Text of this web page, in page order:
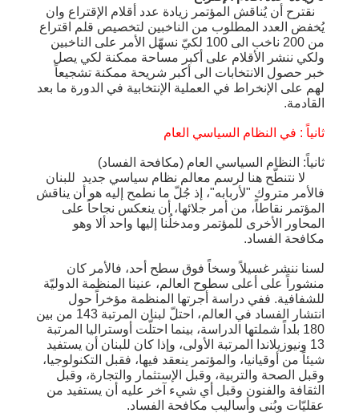
نقترح أن يُناقش المؤتمر زيادة عدد أقلام الإقتراع وان
يُخفض العدد المطلوب من الناخبين لتخصيص قلم اقتراع
من 200 ناخب الى 100 لكيّ نسهّل الأمر على الناخبين
ولكي ننشر الأقلام على أكبر مساحة ممكنة لكي يصل
خبر حصول الانتخابات الى أكبر شريحة ممكنة تشجيعاً
لهم على الإنخراط في العملية الإنتخابية في الدورة ما بعد
القادمة.
ثانياً : في النظام السياسي العام
ثانياً: النظام السياسي العام (مكافحة الفساد)
لا نتنطّح هنا لرسم معالم نظام سياسي جديد للبنان
فالأمر متروك "لأربابه"، إذ جُلّ ما نطمح إليه هو أن يناقش
المؤتمر نقاطاً، من أمر جلائها، أن ينعكس نجاحاً على
المحاور الأخرى للمؤتمر ومدخلُنا إليها واحد ألا وهو
مكافحة الفساد.
لسنا ننشر غسيلاً وسخاً فوق سطح أحد، فالأمر كان
منشوراً على أعلى سطوح العالم، عنينا المنظمة الدوليّة
للشفافية. ففي دراسة أجرتها المنظمة مؤخراً حول
انتشار الفساد في العالم، احتلّ لبنان المرتبة 143 من بين
180 بلداً شملتها الدراسة، بينما احتلّت أوستراليا المرتبة
13 ونيوزيلاندا المرتبة الأولى، وإذا كان للبنان أن يستفيد
شيئاً من أوقيانيا، والمؤتمر ينعقد فيها، فقبل التكنولوجيا،
وقبل الصحة والتربية، وقبل الإستثمار والتجارة، وقبل
الثقافة والفنون وقبل أي شيء آخر عليه أن يستفيد من
عقليّات وبُنى وأساليب مكافحة الفساد.